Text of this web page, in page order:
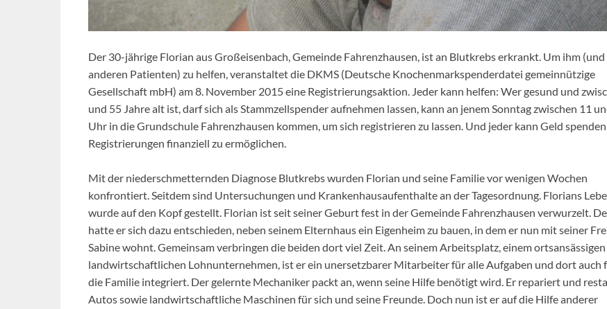
Der 30-jährige Florian aus Großeisenbach, Gemeinde Fahrenzhausen, ist an Blutkrebs erkrankt. Um ihm (und
anderen Patienten) zu helfen, veranstaltet die DKMS (Deutsche Knochenmarkspenderdatei gemeinnützige
Gesellschaft mbH) am 8. November 2015 eine Registrierungsaktion. Jeder kann helfen: Wer gesund und
und 55 Jahre alt ist, darf sich als Stammzellspender aufnehmen lassen, kann an jenem Sonntag zwischen 11
Uhr in die Grundschule Fahrenzhausen kommen, um sich registrieren zu lassen. Und jeder kann Geld
Registrierungen finanziell zu ermöglichen.
Mit der niederschmetternden Diagnose Blutkrebs wurden Florian und seine Familie vor wenigen Wochen
konfrontiert. Seitdem sind Untersuchungen und Krankenhausaufenthalte an der Tagesordnung. Florians
wurde auf den Kopf gestellt. Florian ist seit seiner Geburt fest in der Gemeinde Fahrenzhausen verwurzelt.
hatte er sich dazu entschieden, neben seinem Elternhaus ein Eigenheim zu bauen, in dem er nun mit seiner
Sabine wohnt. Gemeinsam verbringen die beiden dort viel Zeit. An seinem Arbeitsplatz, einem ortsansässigen
landwirtschaftlichen Lohnunternehmen, ist er ein unersetzbarer Mitarbeiter für alle Aufgaben und dort auch
die Familie integriert. Der gelernte Mechaniker packt an, wenn seine Hilfe benötigt wird. Er repariert und
Autos sowie landwirtschaftliche Maschinen für sich und seine Freunde. Doch nun ist er auf die Hilfe anderer